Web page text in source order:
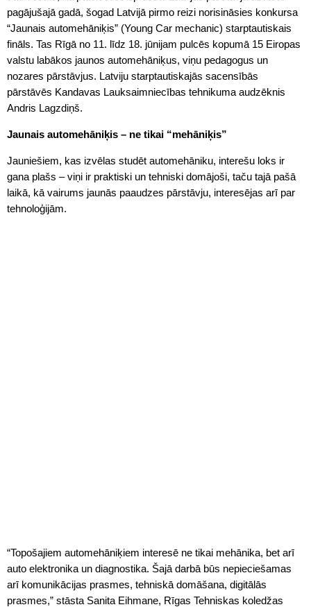
pagājušajā gadā, šogad Latvijā pirmo reizi norisināsies konkursa
“Jaunais automehāniķis” (Young Car mechanic) starptautiskais
fināls. Tas Rīgā no 11. līdz 18. jūnijam pulcēs kopumā 15 Eiropas
valstu labākos jaunos automehāniķus, viņu pedagogus un
nozares pārstāvjus. Latviju starptautiskajās sacensībās
pārstāvēs Kandavas Lauksaimniecības tehnikuma audzēknis
Andris Lagzdiņš.
Jaunais automehāniķis – ne tikai “mehāniķis”
Jauniešiem, kas izvēlas studēt automehāniku, interešu loks ir
gana plašs – viņi ir praktiski un tehniski domājoši, taču tajā pašā
laikā, kā vairums jaunās paaudzes pārstāvju, interesējas arī par
tehnoloģijām.
“Topošajiem automehāniķiem interesē ne tikai mehānika, bet arī
auto elektronika un diagnostika. Šajā darbā būs nepieciešamas
arī komunikācijas prasmes, tehniskā domāšana, digitālās
prasmes,” stāsta Sanita Eihmane, Rīgas Tehniskas koledžas